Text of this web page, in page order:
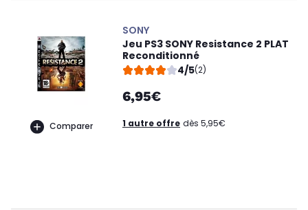
Comparer
SONY
Jeu PS3 SONY Resistance 2 PLAT
Reconditionné
4/5(2)
6,95€
1 autre offre dès 5,95€